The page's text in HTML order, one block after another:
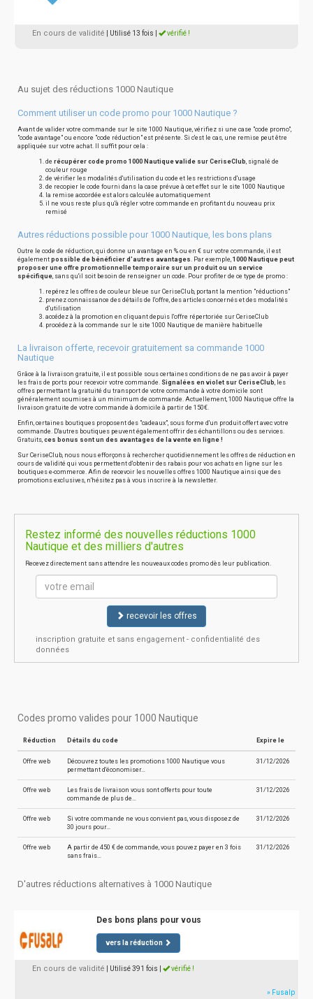
En cours de validité | Utilisé 13 fois vérifié !
Au sujet des réductions 1000 Nautique
Comment utiliser un code promo pour 1000 Nautique ?
Avant de valider votre commande sur le site 1000 Nautique, vérifiez si une case "code promo",
"code avantage" ou encore "code réduction" est présente. Si c'est le cas, une remise peut être
appliquée sur votre achat. Il suffit pour cela :
de récupérer code promo 1000 Nautique valide sur CeriseClub, signalé de
couleur rouge
de vérifier les modalités d'utilisation du code et les restrictions d'usage
de recopier le code fourni dans la case prévue à cet effet sur le site 1000 Nautique
la remise accordée est alors calculée automatiquement
il ne vous reste plus qu'à régler votre commande en profitant du nouveau prix
remisé
Autres réductions possible pour 1000 Nautique, les bons plans
Outre le code de réduction, qui donne un avantage en % ou en € sur votre commande, il est
également possible de bénéficier d'autres avantages. Par exemple, 1000 Nautique peut
proposer une offre promotionnelle temporaire sur un produit ou un service
spécifique, sans qu'il soit besoin de renseigner un code. Pour profiter de ce type de promo :
repérez les offres de couleur bleue sur CeriseClub, portant la mention "réductions"
prenez connaissance des détails de l'offre, des articles concernés et des modalités
d'utilisation
accédez à la promotion en cliquant depuis l'offre répertoriée sur CeriseClub
procédez à la commande sur le site 1000 Nautique de manière habituelle
La livraison offerte, recevoir gratuitement sa commande 1000
Nautique
Grâce à la livraison gratuite, il est possible sous certaines conditions de ne pas avoir à payer
les frais de ports pour recevoir votre commande. Signalées en violet sur CeriseClub, les
offres permettant la gratuité du transport de votre commande à votre domicile sont
généralement soumises à un minimum de commande. Actuellement, 1000 Nautique offre la
livraison gratuite de votre commande à domicile à partir de 150€.
Enfin, certaines boutiques proposent des "cadeaux", sous forme d'un produit offert avec votre
commande. D'autres boutiques peuvent également offrir des échantillons ou des services.
Gratuits, ces bonus sont un des avantages de la vente en ligne !
Sur CeriseClub, nous nous efforçons à rechercher quotidiennement les offres de réduction en
cours de validité qui vous permettent d'obtenir des rabais pour vos achats en ligne sur les
boutiques e-commerce. Afin de recevoir les nouvelles offres 1000 Nautique ainsi que des
promotions exclusives, n'hésitez pas à vous inscrire à la newsletter.
Restez informé des nouvelles réductions 1000
Nautique et des milliers d'autres
Recevez directement sans attendre les nouveaux codes promo dès leur publication.
recevoir les offres
inscription gratuite et sans engagement - confidentialité des
données
Codes promo valides pour 1000 Nautique
Réduction Détails du code Expire le
Offre web
Découvrez toutes les promotions 1000 Nautique vous
permettant d'économiser…
31/12/2026
Offre web
Les frais de livraison vous sont offerts pour toute
commande de plus de…
31/12/2026
Offre web
Si votre commande ne vous convient pas, vous disposez de
30 jours pour…
31/12/2026
Offre web
A partir de 450 € de commande, vous pouvez payer en 3 fois
sans frais…
31/12/2026
D'autres réductions alternatives à 1000 Nautique
Des bons plans pour vous
vers la réduction
En cours de validité | Utilisé 391 fois vérifié !
» Fusalp